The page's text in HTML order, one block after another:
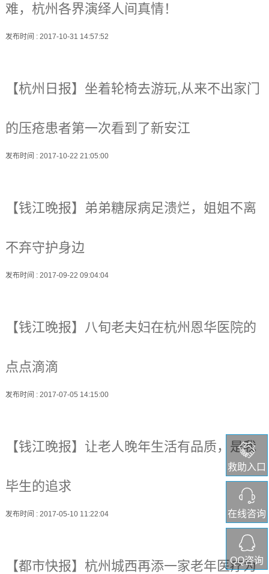
救助入口
在线咨询
QQ咨询
难，杭州各界演绎人间真情！
发布时间 : 2017-10-31 14:57:52
【杭州日报】坐着轮椅去游玩,从来不出家门
的压疮患者第一次看到了新安江
发布时间 : 2017-10-22 21:05:00
【钱江晚报】弟弟糖尿病足溃烂，姐姐不离
不弃守护身边
发布时间 : 2017-09-22 09:04:04
【钱江晚报】八旬老夫妇在杭州恩华医院的
点点滴滴
发布时间 : 2017-07-05 14:15:00
【钱江晚报】让老人晚年生活有品质，是我
毕生的追求
发布时间 : 2017-05-10 11:22:04
【都市快报】杭州城西再添一家老年医疗为